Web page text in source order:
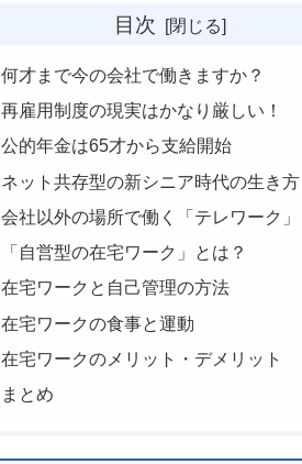
目次
何才まで今の会社で働きますか？
再雇用制度の現実はかなり厳しい！
公的年金は65才から支給開始
ネット共存型の新シニア時代の生き方
会社以外の場所で働く「テレワーク」
「自営型の在宅ワーク」とは？
在宅ワークと自己管理の方法
在宅ワークの食事と運動
在宅ワークのメリット・デメリット
まとめ